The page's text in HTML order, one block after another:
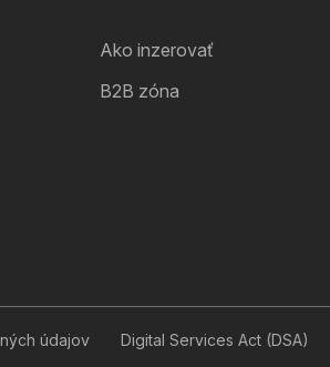
Ako inzerovať
B2B zóna
údajov Digital Services Act (DSA)